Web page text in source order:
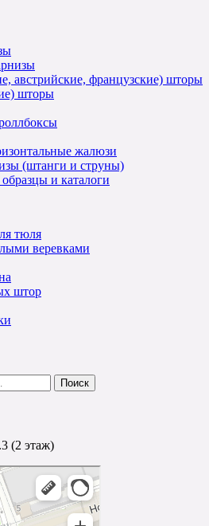
австрийские, французские) шторы
шторы
жалюзи
(штанги и струны)
и каталоги
тюля
веревками
штор
(2 этаж)